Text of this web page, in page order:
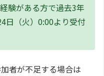
験がある方で過去3年
日（火）0:00より受付
者が不足する場合は